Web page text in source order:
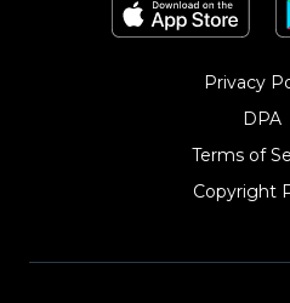
Privacy
DPA
Terms of
Copyright